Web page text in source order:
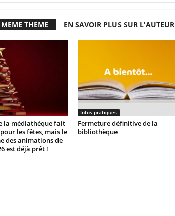
THEME EN SAVOIR PLUS SUR L'AUTEUR
la médiathèque fait
les fêtes, mais le
des animations de
est déjà prêt !
Infos pratiques
Fermeture définitive de la
bibliothèque